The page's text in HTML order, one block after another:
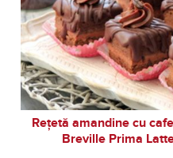
Rețetă amandine cu
Breville Prima